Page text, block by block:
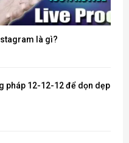
là gì?
pháp 12-12-12 để dọn dẹp